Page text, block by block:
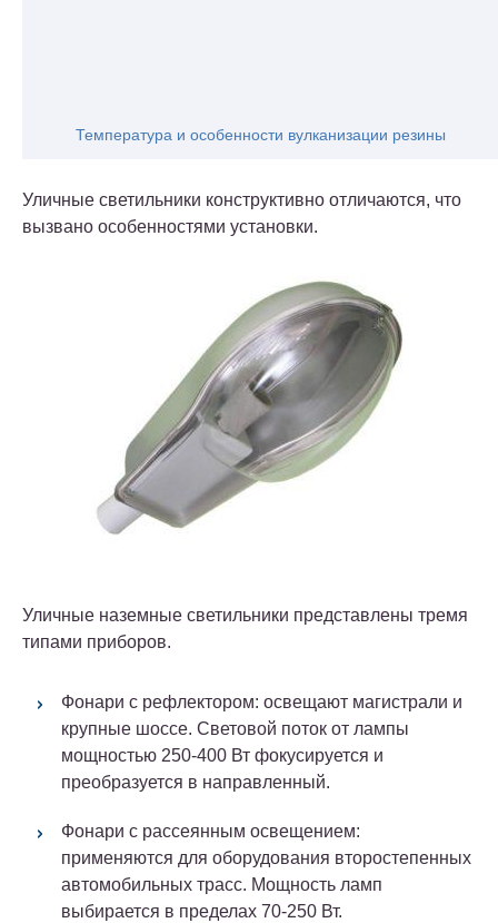
Температура и особенности вулканизации резины
Уличные светильники конструктивно отличаются, что
вызвано особенностями установки.
Уличные наземные светильники представлены тремя
типами приборов.
Фонари с рефлектором: освещают магистрали и
крупные шоссе. Световой поток от лампы
мощностью 250-400 Вт фокусируется и
преобразуется в направленный.
Фонари с рассеянным освещением:
применяются для оборудования второстепенных
автомобильных трасс. Мощность ламп
выбирается в пределах 70-250 Вт.